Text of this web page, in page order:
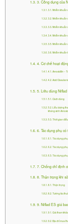
Nhiễm
vùng chậu,
khuẩn,
nhiễm
4. Cơ
và Acid
Niflad ES là
bổ trợ hoàn
mạnh mẽ.
4.1.
Amoxicillin là
3. Công dụng của
3.1. Nhiễm
3.2. Nhiễm
3.3. Nhiễm khuẩn
3.4. Nhiễm khuẩn
3.5. Nhiễm khuẩn
3.6. Nhiễm khuẩn
4. Cơ chế hoạt
4.1. Amoxicillin –
4.2. Acid
5. Liều dùng Niflad
5.1. Cách dùng
5.2. Liều lượng
kháng sinh
5.3. Thời gian
6. Tác dụng phụ có
6.1. Tác dụng
6.2. Tác dụng
6.3. Tác dụng
7. Chống chỉ định
8. Thận trọng khi
8.1. Thận trọng
8.2. Tương tác
9. Niflad ES giá
9.1. Giá tham khảo
9.2. Địa chỉ mua